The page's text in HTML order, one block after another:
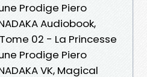
Prodige Piero
Audiobook,
02 - La Princesse
Prodige Piero
VK, Magical